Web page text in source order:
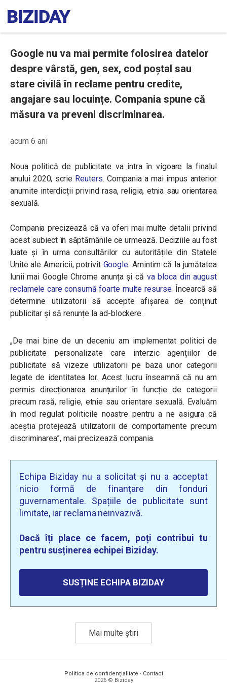
Google nu va mai permite folosirea datelor
despre vârstă, gen, sex, cod poștal sau
stare civilă în reclame pentru credite,
angajare sau locuințe. Compania spune că
măsura va preveni discriminarea.
acum 6 ani
Noua politică de publicitate va intra în vigoare la finalul
anului 2020, scrie Reuters. Compania a mai impus anterior
anumite interdicții privind rasa, religia, etnia sau orientarea
sexuală.
Compania precizează că va oferi mai multe detalii privind
acest subiect în săptămânile ce urmează. Deciziile au fost
luate și în urma consultărilor cu autoritățile din Statele
Unite ale Americii, potrivit Google. Amintim că la jumătatea
lunii mai Google Chrome anunța și că va bloca din august
reclamele care consumă foarte multe resurse. Încearcă să
determine utilizatorii să accepte afișarea de conținut
publicitar și să renunțe la ad-blockere.
„De mai bine de un deceniu am implementat politici de
publicitate personalizate care interzic agențiilor de
publicitate să vizeze utilizatorii pe baza unor categorii
legate de identitatea lor. Acest lucru înseamnă că nu am
permis direcționarea anunțurilor în funcție de categorii
precum rasă, religie, etnie sau orientare sexuală. Evaluăm
în mod regulat politicile noastre pentru a ne asigura că
aceștia protejează utilizatorii de comportamente precum
discriminarea”, mai precizează compania.
Echipa Biziday nu a solicitat și nu a acceptat
nicio formă de finanțare din fonduri
guvernamentale. Spațiile de publicitate sunt
limitate, iar reclama neinvazivă.
Dacă îți place ce facem, poți contribui tu
pentru susținerea echipei Biziday.
SUSȚINE ECHIPA BIZIDAY
Mai multe știri
Politica de confidențialitate · Contact
2026 © Biziday